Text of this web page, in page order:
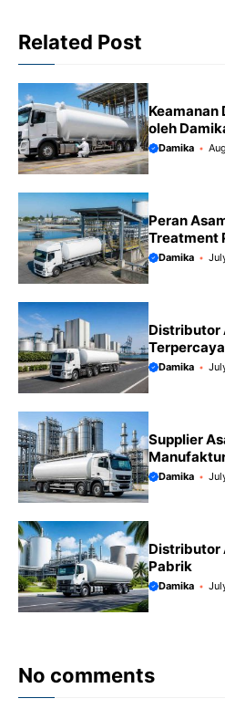
Related Post
Keamanan
oleh
Damika
Peran
Treatment
Damika
Distributor
Terpercaya
Damika
Supplier
Damika
Distributor
Pabrik
Damika
No comments